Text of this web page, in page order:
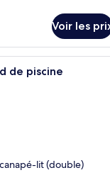
Voir les
Deluxe, vue mer, en
de piscine
lit (double)